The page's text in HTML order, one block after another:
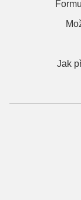
Jak